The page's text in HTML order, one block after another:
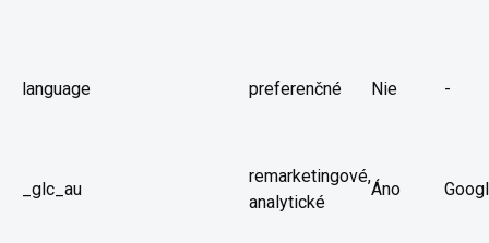
language preferenčné Nie -
_glc_au
remarketingové,
analytické
Áno